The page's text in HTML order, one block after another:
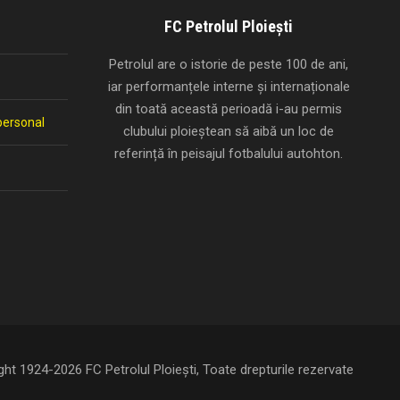
FC Petrolul Ploiești
Petrolul are o istorie de peste 100 de ani,
iar performanțele interne și internaționale
din toată această perioadă i-au permis
clubului ploieștean să aibă un loc de
referință în peisajul fotbalului autohton.
1924-2026 FC Petrolul Ploiești, Toate drepturile rezervate